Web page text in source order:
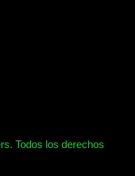
Todos los derechos